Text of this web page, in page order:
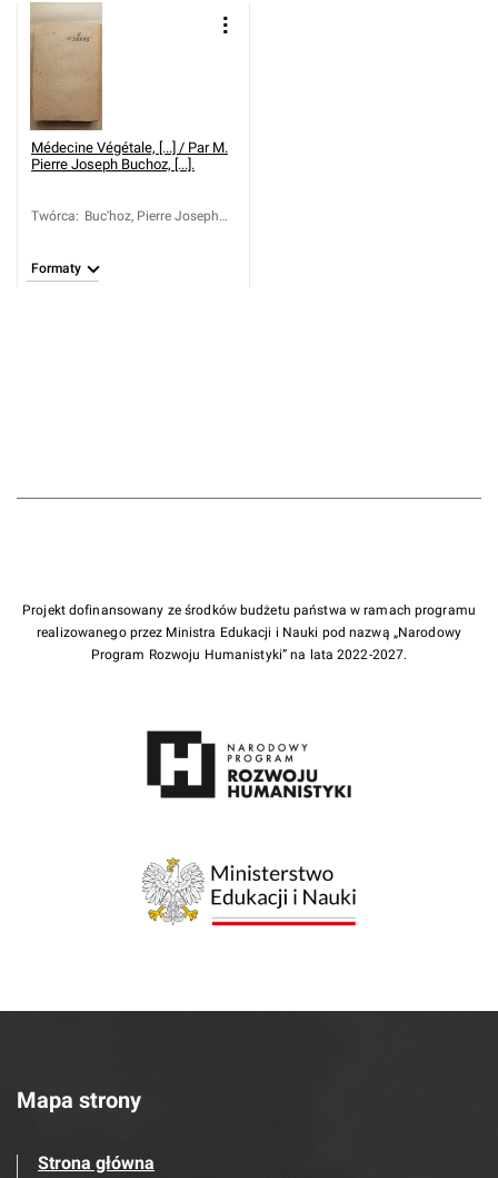
Médecine Végétale, [...] / Par M.
Pierre Joseph Buchoz, [...].
Twórca: Buc'hoz, Pierre Joseph
Formaty
Projekt dofinansowany ze środków budżetu państwa w ramach programu
realizowanego przez Ministra Edukacji i Nauki pod nazwą „Narodowy
Program Rozwoju Humanistyki” na lata 2022-2027.
Mapa strony
Strona główna